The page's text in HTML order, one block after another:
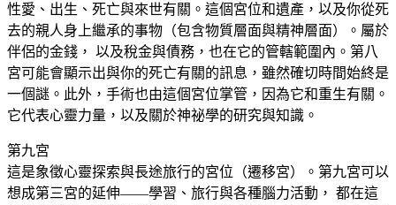
性愛、出生、死亡與來世有關。這個宮位和遺產，以及你從死
去的親人身上繼承的事物（包含物質層面與精神層面）。屬於
伴侶的金錢， 以及稅金與債務，也在它的管轄範圍內。第八
宮可能會顯示出與你的死亡有關的訊息，雖然確切時間始終是
一個謎。此外，手術也由這個宮位掌管，因為它和重生有關。
它代表心靈力量，以及關於神祕學的研究與知識。
第九宮
這是象徵心靈探索與長途旅行的宮位（遷移宮）。第九宮可以
想成第三宮的延伸——學習、旅行與各種腦力活動， 都在這